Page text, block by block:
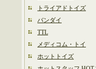
トライアドトイズ
バンダイ
TTL
メディコム・トイ
ホットトイズ